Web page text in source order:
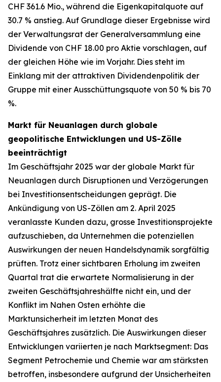
CHF 361.6 Mio., während die Eigenkapitalquote auf
30.7 % anstieg. Auf Grundlage dieser Ergebnisse wird
der Verwaltungsrat der Generalversammlung eine
Dividende von CHF 18.00 pro Aktie vorschlagen, auf
der gleichen Höhe wie im Vorjahr. Dies steht im
Einklang mit der attraktiven Dividendenpolitik der
Gruppe mit einer Ausschüttungsquote von 50 % bis 70
%.
Markt für Neuanlagen durch globale
geopolitische Entwicklungen und US-Zölle
beeinträchtigt
Im Geschäftsjahr 2025 war der globale Markt für
Neuanlagen durch Disruptionen und Verzögerungen
bei Investitionsentscheidungen geprägt. Die
Ankündigung von US-Zöllen am 2. April 2025
veranlasste Kunden dazu, grosse Investitionsprojekte
aufzuschieben, da Unternehmen die potenziellen
Auswirkungen der neuen Handelsdynamik sorgfältig
prüften. Trotz einer sichtbaren Erholung im zweiten
Quartal trat die erwartete Normalisierung in der
zweiten Geschäftsjahreshälfte nicht ein, und der
Konflikt im Nahen Osten erhöhte die
Marktunsicherheit im letzten Monat des
Geschäftsjahres zusätzlich. Die Auswirkungen dieser
Entwicklungen variierten je nach Marktsegment: Das
Segment Petrochemie und Chemie war am stärksten
betroffen, insbesondere aufgrund der Unsicherheiten